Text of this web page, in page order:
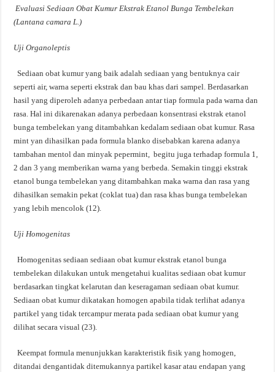
Evaluasi Sediaan Obat Kumur Ekstrak Etanol Bunga Tembelekan
(Lantana camara L.)
Uji Organoleptis
Sediaan obat kumur yang baik adalah sediaan yang bentuknya cair
seperti air, warna seperti ekstrak dan bau khas dari sampel. Berdasarkan
hasil yang diperoleh adanya perbedaan antar tiap formula pada warna dan
rasa. Hal ini dikarenakan adanya perbedaan konsentrasi ekstrak etanol
bunga tembelekan yang ditambahkan kedalam sediaan obat kumur. Rasa
mint yan dihasilkan pada formula blanko disebabkan karena adanya
tambahan mentol dan minyak pepermint, begitu juga terhadap formula 1,
2 dan 3 yang memberikan warna yang berbeda. Semakin tinggi ekstrak
etanol bunga tembelekan yang ditambahkan maka warna dan rasa yang
dihasilkan semakin pekat (coklat tua) dan rasa khas bunga tembelekan
yang lebih mencolok (12).
Uji Homogenitas
Homogenitas sediaan sediaan obat kumur ekstrak etanol bunga
tembelekan dilakukan untuk mengetahui kualitas sediaan obat kumur
berdasarkan tingkat kelarutan dan keseragaman sediaan obat kumur.
Sediaan obat kumur dikatakan homogen apabila tidak terlihat adanya
partikel yang tidak tercampur merata pada sediaan obat kumur yang
dilihat secara visual (23).
Keempat formula menunjukkan karakteristik fisik yang homogen,
ditandai dengantidak ditemukannya partikel kasar atau endapan yang